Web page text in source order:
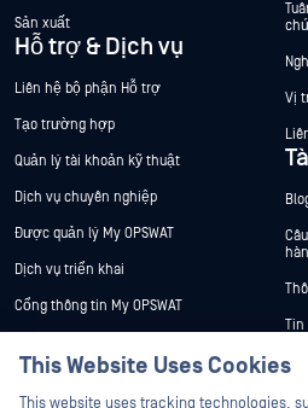
Sản xuất
Hỗ trợ & Dịch vụ
Liên hệ bộ phận Hỗ trợ
Tạo trường hợp
Quản lý tài khoản kỹ thuật
Dịch vụ chuyên nghiệp
Được quản lý My OPSWAT
Dịch vụ triển khai
Cổng thông tin My OPSWAT
Vị
Sự
This Website Uses Cookies
This website uses tracking technologies,
Hey there!